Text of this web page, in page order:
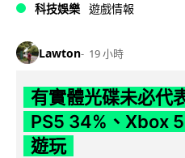
科技娛樂 遊戲情報
Lawton 19 小時
有實體光碟未必代
PS5 34%、Xbox
遊玩